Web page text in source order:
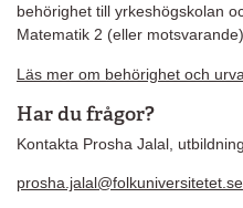
behörighet till yrkeshögskolan
Matematik 2 (eller motsvarande)
Läs mer om behörighet och
Har du frågor?
Kontakta Prosha Jalal,
prosha.jalal@folkuniversitetet.se